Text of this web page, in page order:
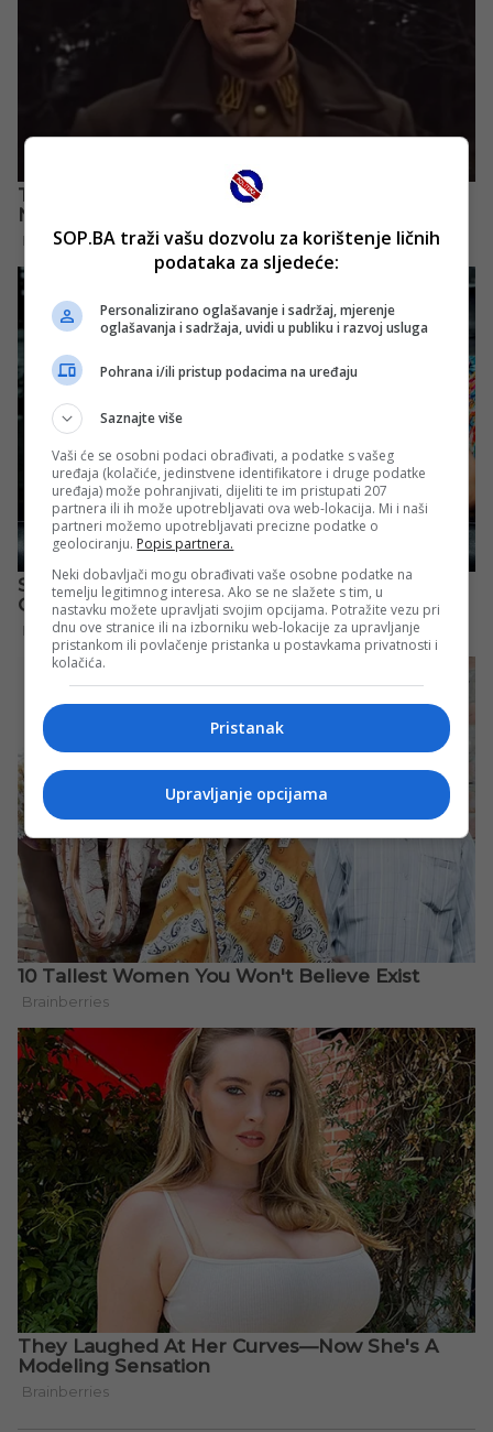
SOP.BA traži vašu dozvolu za korištenje ličnih
podataka za sljedeće:
Personalizirano oglašavanje i sadržaj, mjerenje
oglašavanja i sadržaja, uvidi u publiku i razvoj usluga
Pohrana i/ili pristup podacima na uređaju
Saznajte više
Vaši će se osobni podaci obrađivati, a podatke s vašeg
uređaja (kolačiće, jedinstvene identifikatore i druge podatke
uređaja) može pohranjivati, dijeliti te im pristupati 207
partnera ili ih može upotrebljavati ova web-lokacija. Mi i naši
partneri možemo upotrebljavati precizne podatke o
geolociranju. Popis partnera.
Neki dobavljači mogu obrađivati vaše osobne podatke na
temelju legitimnog interesa. Ako se ne slažete s tim, u
nastavku možete upravljati svojim opcijama. Potražite vezu pri
dnu ove stranice ili na izborniku web-lokacije za upravljanje
pristankom ili povlačenje pristanka u postavkama privatnosti i
kolačića.
Pristanak
Upravljanje opcijama